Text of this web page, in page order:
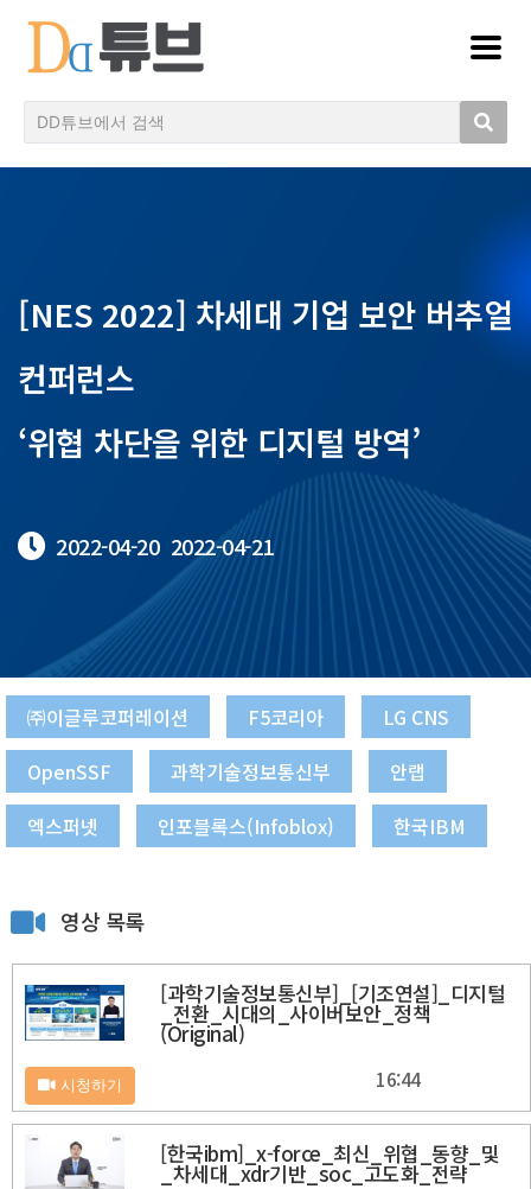
[NES 2022] 차세대 기업 보안 버추얼
컨퍼런스
‘위협 차단을 위한 디지털 방역’
2022-04-20 2022-04-21
㈜이글루코퍼레이션 F5코리아
LG CNS
OpenSSF
과학기술정보통신부
안랩
엑스퍼넷
인포블록스(Infoblox) 한국IBM
영상 목록
[과학기술정보통신부]_[기조연설]_디지털
_전환_시대의_사이버보안_정책
(Original)
시청하기 16:44
[한국ibm]_x-force_최신_위협_동향_및
_차세대_xdr기반_soc_고도화_전략